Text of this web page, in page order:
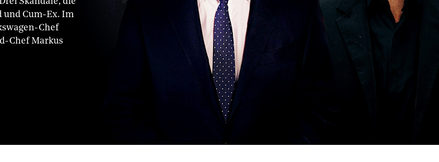
und Cum-Ex. Im
Chef
Chef Markus